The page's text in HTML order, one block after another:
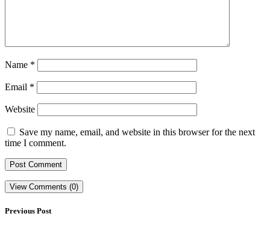
Name *
Email *
Website
Save my name, email, and website in this browser for the next
time I comment.
View Comments (0)
Previous Post